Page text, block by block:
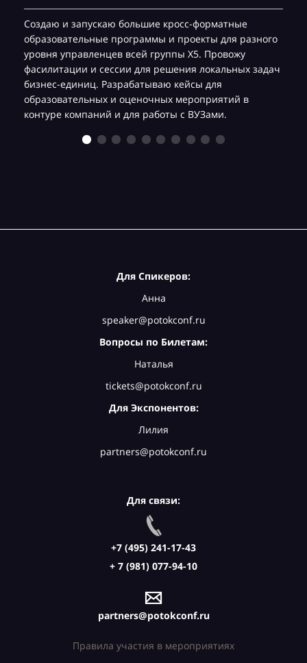
Создаю и запускаю большие кросс-форматные
образовательные программы и проекты для разного
уровня управленцев всей группы Х5. Провожу
фасилитации и сессии для решения локальных задач
бизнес-единиц. Разрабатываю кейсы для
образовательных и оценочных мероприятий в
контуре компаний и для работы с ВУЗами.
Для Спикеров:
Анна
speaker@potokconf.ru
Вопросы по Билетам:
Наталья
tickets@potokconf.ru
Для Экспонентов:
Лилия
partners@potokconf.ru
Для связи:
+7 (495) 241-17-43
+ 7 (981) 077-94-10
partners@potokconf.ru
Правила участия в мероприятиях